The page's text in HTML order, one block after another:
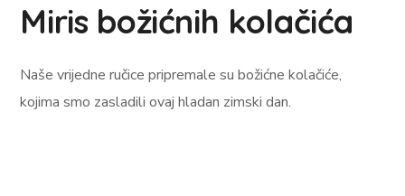
Miris božićnih kolačića
Naše vrijedne ručice pripremale su božićne kolačiće,
kojima smo zasladili ovaj hladan zimski dan.